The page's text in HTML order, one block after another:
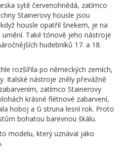
sytě červenohnědá, zatímco
Stainerovy housle jsou
housle opatřil šnekem, je na
Také tónově jeho nástroje
hudebníků 17. a 18.
rozšířila po německých zemích,
Italské nástroje zněly převážně
zatímco Stainerovy
krásné flétnové zabarvení,
hoboj a G struna lesní rok. Proto
bohatou barevnou škálu.
modelu, který uznával jako